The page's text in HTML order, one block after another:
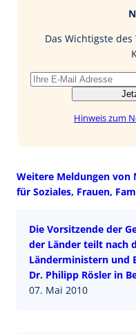
I
Das Wichtigste
Hinweis zum
Weitere Meldungen von
für Soziales, Frauen,
Die Vorsitzende der
der Länder teilt nach
Länderministern und
Dr. Philipp Rösler in
07. Mai 2010